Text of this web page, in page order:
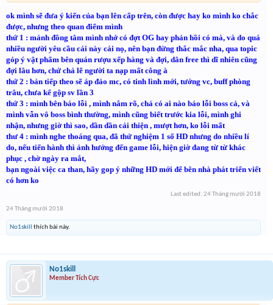
bằng cho ai.kik vào boss thì cứ hiện đang load mãi đứng im k f5 nó cũng vẫn đứng
im như trời trồng vậy
thứ 4: với cả mong muốn mở thêm nhiều HĐ mới cho ae chơi vui vẻ chứ le que
GGHC CAM VADC giảm giá mãi cũng k có j mới với cả gộp sv lần 4 cho sv cũ đi .
sv nào cũng le que 4 5 người thì sẽ có nhiều người sau này nghĩ game vì sv k còn ai
để chơi.
Đây là ý kiến của mình . mong NPH đọc và xem xét lại góp ý của mình . cám ơn
nhiều
ok mình sẽ đưa ý kiến của bạn lên cấp trên, còn được hay ko mình ko chắc
được, nhưng theo quan điểm mình
thứ 1 : mảnh đồng tâm mình nhớ có đợt OG hay phản hồi có mà, và do quá
nhiều người yêu cầu cái này cái nọ, nên bạn đừng thắc mắc nha, qua topic
góp ý vật phẩm bên quán rượu xếp hàng và đợi, dân free thì dĩ nhiên cũng
đợi lâu hơn, chứ chả lẽ người ta nạp mất công à
thứ 2 : bản tiếp theo sẽ áp đảo mc, có tinh lình mới, tướng vc, buff phòng
trâu, chưa kể gộp sv lần 3
thứ 3 : mình bên báo lỗi , mình nắm rõ, chả có ai nào báo lỗi boss cả, và
mình vẫn vô boss bình thường, mình cũng biết trước kia lỗi, mình ghi
nhận, nhưng giờ thì sao, dần dần cải thiện , mượt hơn, ko lỗi mất
thư 4 : mình nghe thoáng qua, đã thử nghiệm 1 số HD nhưng do nhiều lí
do, nếu tiến hành thì ảnh hưởng đến game lỗi, hiện giờ đang từ từ khác
phục , chờ ngày ra mắt,
bạn ngoài việc ca than, hãy gop ý những HD mới để bên nhà phát triển viết
có hơn ko
Last edited: 24 Tháng mười 2018
24 Tháng mười 2018
No1skill thích bài này.
No1skill
Member Tích Cực